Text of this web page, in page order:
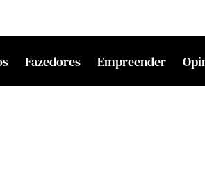
Fazedores Empreender